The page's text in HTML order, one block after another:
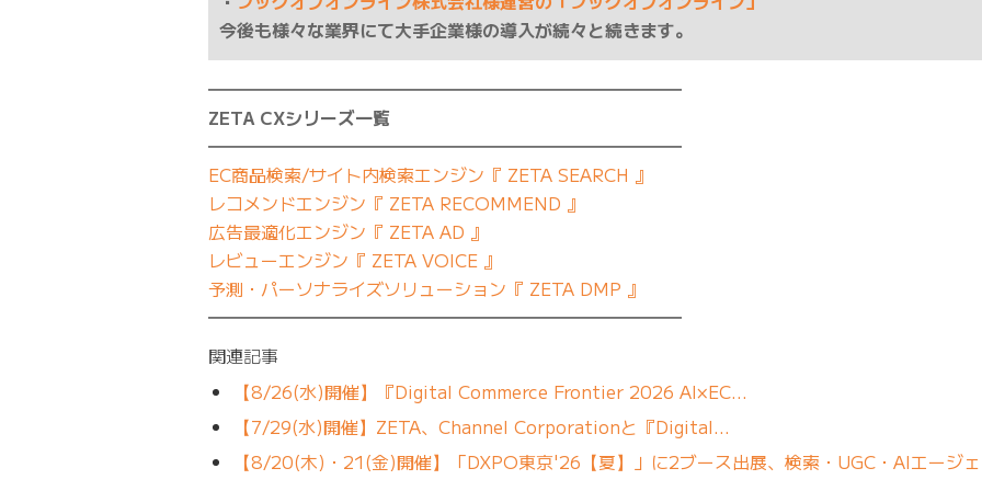
今後も様々な業界にて大手企業様の導入が続々と続きます。
━━━━━━━━━━━━━━━━━━━━━━━━━━━
ZETA CXシリーズ一覧
━━━━━━━━━━━━━━━━━━━━━━━━━━━
EC商品検索/サイト内検索エンジン『 ZETA SEARCH 』
レコメンドエンジン『 ZETA RECOMMEND 』
広告最適化エンジン『 ZETA AD 』
レビューエンジン『 ZETA VOICE 』
予測・パーソナライズソリューション『 ZETA DMP 』
━━━━━━━━━━━━━━━━━━━━━━━━━━━
関連記事
【8/26(水)開催】『Digital Commerce Frontier 2026 AI×EC…
【7/29(水)開催】ZETA、Channel Corporationと『Digital…
【8/20(木)・21(金)開催】「DXPO東京'26【夏】」に2ブース出展、検索・UGC・AIエージ